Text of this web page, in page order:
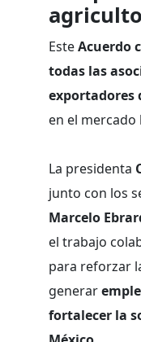
EsteAcuerdo
todas las
exportadores
en el mercado
La presidenta
junto con los
Marcelo
el trabajo
para reforzar
generar
fortalecer la